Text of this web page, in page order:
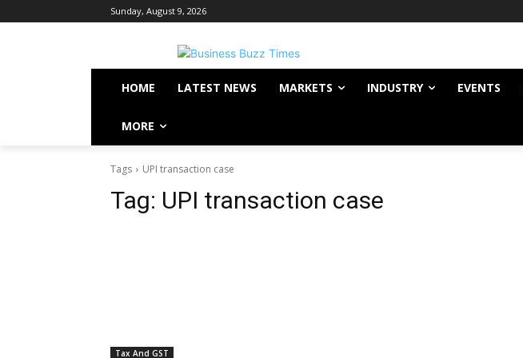
Sunday, August 9, 2026
HOME LATEST NEWS MARKETS INDUSTRY EVENTS
MORE
Tags UPI transaction case
Tag: UPI transaction case
Tax And GST